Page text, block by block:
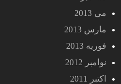
می 2013
مارس 2013
فوریه 2013
نوامبر 2012
اکتبر 2011